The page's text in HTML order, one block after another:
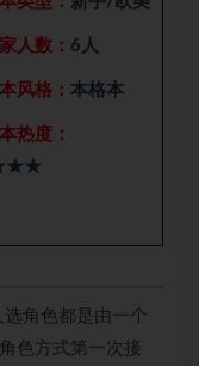
数： 6人
格： 本格本
度：
角色都是由一个
色方式第一次接